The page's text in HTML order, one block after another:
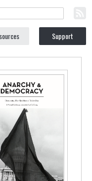
Support